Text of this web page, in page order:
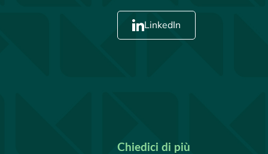
LinkedIn
Chiedici di più